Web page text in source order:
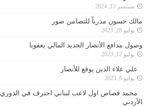
سبتمبر 15, 2024
مالك حسون مدرباً للتضامن صور
يوليو 28, 2023
وصول مدافع الأنصار الجديد المالي يعقوبا
يوليو 12, 2023
علي علاء الدين يوقع للأنصار
يوليو 8, 2023
محمد قصاص اول لاعب لبناني احترف في الدوري
الأردني